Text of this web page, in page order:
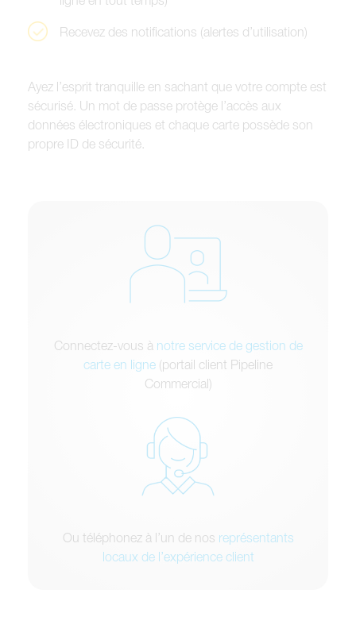
Recevez des notifications (alertes d’utilisation)
Ayez l’esprit tranquille en sachant que votre compte est
sécurisé Un mot de passe protège l’accès aux
données électroniques et chaque carte possède son
propre ID de sécurité
Connectez-vous à notre service de gestion de
carte en ligne (portail client Pipeline
Commercial)
Ou téléphonez à l’un de nos représentants
locaux de l’expérience client